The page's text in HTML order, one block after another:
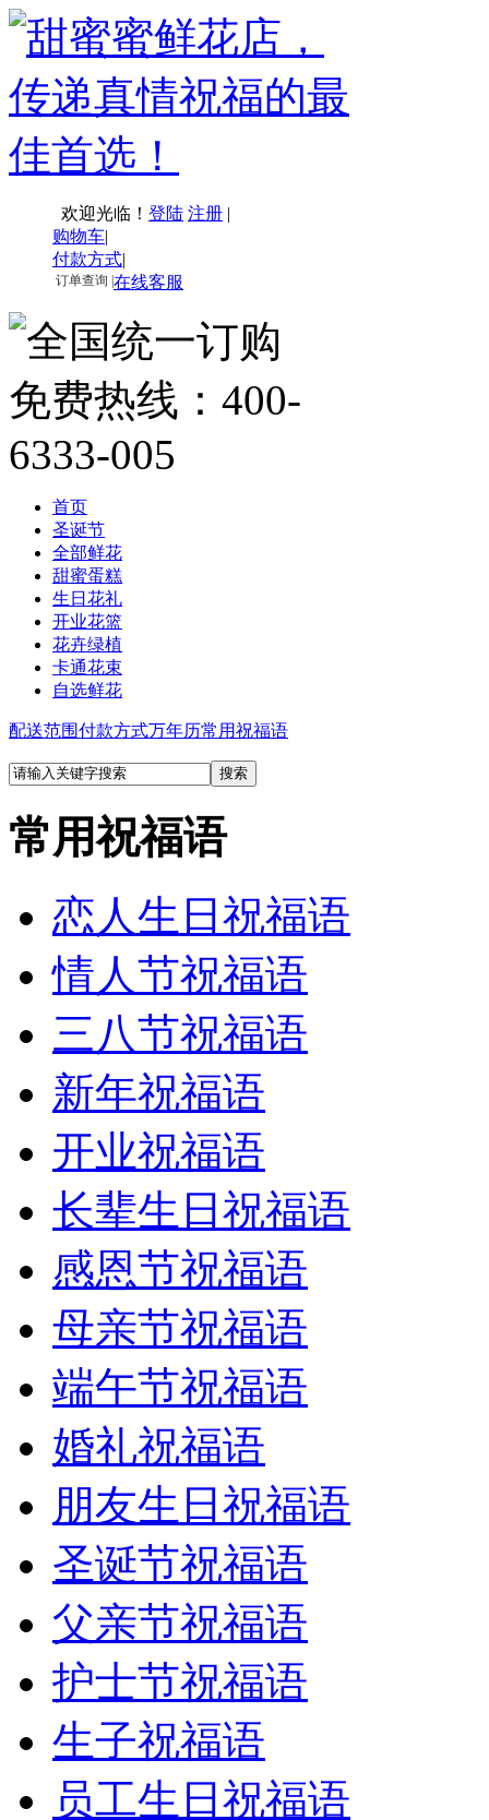
欢迎光临！ 登陆 注册 |
购物车|
付款方式|
订单查询 | 在线客服
首页
圣诞节
全部鲜花
甜蜜蛋糕
生日花礼
开业花篮
花卉绿植
卡通花束
自选鲜花
配送范围付款方式万年历常用祝福语
常用祝福语
恋人生日祝福语
情人节祝福语
三八节祝福语
新年祝福语
开业祝福语
长辈生日祝福语
感恩节祝福语
母亲节祝福语
端午节祝福语
婚礼祝福语
朋友生日祝福语
圣诞节祝福语
父亲节祝福语
护士节祝福语
生子祝福语
员工生日祝福语